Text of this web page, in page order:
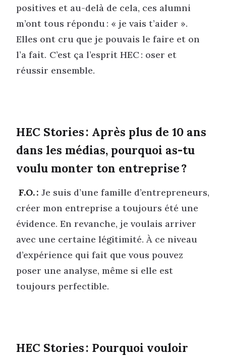
positives et au-delà de cela, ces alumni
m’ont tous répondu : « je vais t’aider ».
Elles ont cru que je pouvais le faire et on
l’a fait. C’est ça l’esprit HEC : oser et
réussir ensemble.
HEC Stories : Après plus de 10 ans
dans les médias, pourquoi as-tu
voulu monter ton entreprise ?
F.O. : Je suis d’une famille d’entrepreneurs,
créer mon entreprise a toujours été une
évidence. En revanche, je voulais arriver
avec une certaine légitimité. À ce niveau
d’expérience qui fait que vous pouvez
poser une analyse, même si elle est
toujours perfectible.
HEC Stories : Pourquoi vouloir